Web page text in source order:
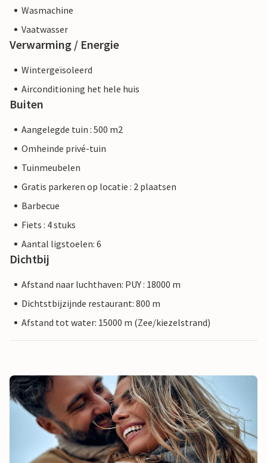
Wasmachine
Vaatwasser
Verwarming / Energie
Wintergeïsoleerd
Airconditioning het hele huis
Buiten
Aangelegde tuin : 500 m2
Omheinde privé-tuin
Tuinmeubelen
Gratis parkeren op locatie : 2 plaatsen
Barbecue
Fiets : 4 stuks
Aantal ligstoelen: 6
Dichtbij
Afstand naar luchthaven: PUY : 18000 m
Dichtstbijzijnde restaurant: 800 m
Afstand tot water: 15000 m (Zee/kiezelstrand)